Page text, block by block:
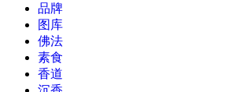
品牌
图库
佛法
素食
香道